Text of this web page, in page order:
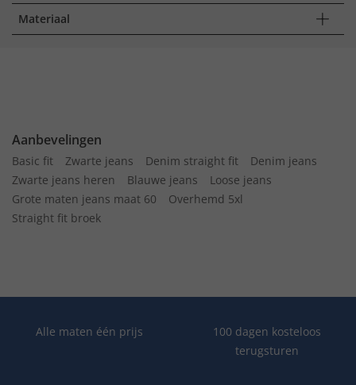
Materiaal
Aanbevelingen
Basic fit Zwarte jeans Denim straight fit
Denim jeans
Zwarte jeans heren
Blauwe jeans
Loose jeans
Grote maten jeans maat 60
Overhemd 5xl
Straight fit broek
Alle maten één prijs
100 dagen kosteloos
terugsturen